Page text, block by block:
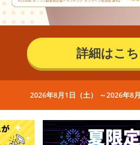
詳細はこ
2026年8月1日（土） ～2026年8